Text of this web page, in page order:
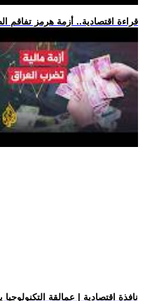
.. قراءة اقتصادية.. أزمة هرمز تفاقم
.. نافذة اقتصادية | عمالقة التكنولوجيا ينفقون 170